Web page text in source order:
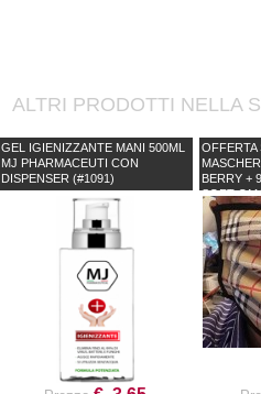
ALTRI PRODOTTI NELLA
GEL IGIENIZZANTE MANI 500ML
MJ PHARMACEUTI CON
DISPENSER (#1091)
OFFERTA
BERRY +
SOFT